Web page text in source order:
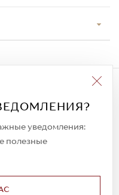
уведомления:
полезные
акций и